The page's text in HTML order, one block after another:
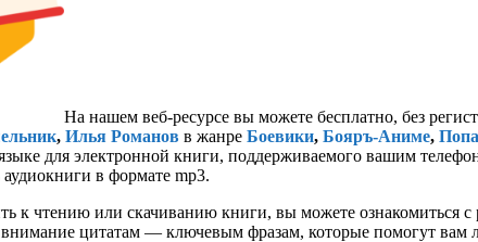
На нашем веб-ресурсе вы можете бесплатно, без
, Илья Романов в жанре Боевики, Бояръ-Аниме,
для электронной книги, поддерживаемого вашим
в формате mp3.
к чтению или скачиванию книги, вы можете ознакомиться
внимание цитатам — ключевым фразам, которые помогут